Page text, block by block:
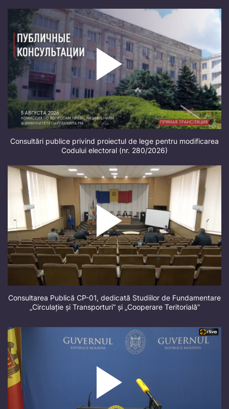
Consultări publice privind proiectul de lege pentru modificarea
Codului electoral (nr. 280/2026)
Consultarea Publică CP-01, dedicată Studiilor de Fundamentare
„Circulație și Transporturi” și „Cooperare Teritorială”